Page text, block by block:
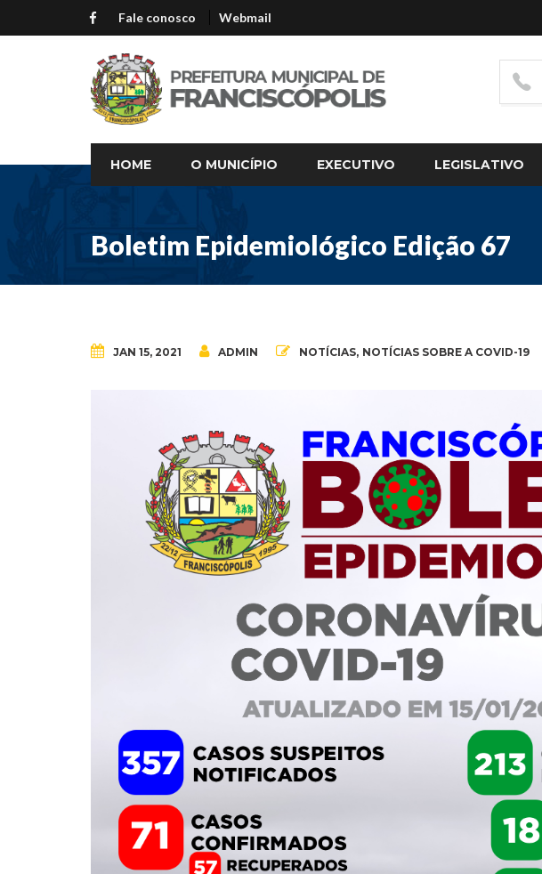
Fale conosco Webmail
HOME O MUNICÍPIO EXECUTIVO LEGISLATIVO
Boletim Epidemiológico Edição 67
JAN 15, 2021 ADMIN NOTÍCIAS, NOTÍCIAS SOBRE A COVID-19